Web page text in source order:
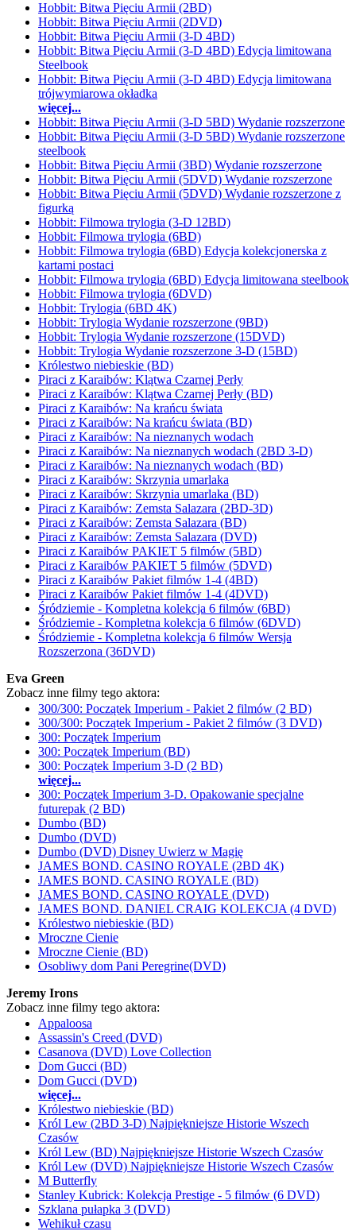
Hobbit: Bitwa Pięciu Armii (2BD)
Hobbit: Bitwa Pięciu Armii (2DVD)
Hobbit: Bitwa Pięciu Armii (3-D 4BD)
Hobbit: Bitwa Pięciu Armii (3-D 4BD) Edycja limitowana
Steelbook
Hobbit: Bitwa Pięciu Armii (3-D 4BD) Edycja limitowana
trójwymiarowa okładka
więcej...
Hobbit: Bitwa Pięciu Armii (3-D 5BD) Wydanie rozszerzone
Hobbit: Bitwa Pięciu Armii (3-D 5BD) Wydanie rozszerzone
steelbook
Hobbit: Bitwa Pięciu Armii (3BD) Wydanie rozszerzone
Hobbit: Bitwa Pięciu Armii (5DVD) Wydanie rozszerzone
Hobbit: Bitwa Pięciu Armii (5DVD) Wydanie rozszerzone z
figurką
Hobbit: Filmowa trylogia (3-D 12BD)
Hobbit: Filmowa trylogia (6BD)
Hobbit: Filmowa trylogia (6BD) Edycja kolekcjonerska z
kartami postaci
Hobbit: Filmowa trylogia (6BD) Edycja limitowana steelbook
Hobbit: Filmowa trylogia (6DVD)
Hobbit: Trylogia (6BD 4K)
Hobbit: Trylogia Wydanie rozszerzone (9BD)
Hobbit: Trylogia Wydanie rozszerzone (15DVD)
Hobbit: Trylogia Wydanie rozszerzone 3-D (15BD)
Królestwo niebieskie (BD)
Piraci z Karaibów: Klątwa Czarnej Perły
Piraci z Karaibów: Klątwa Czarnej Perły (BD)
Piraci z Karaibów: Na krańcu świata
Piraci z Karaibów: Na krańcu świata (BD)
Piraci z Karaibów: Na nieznanych wodach
Piraci z Karaibów: Na nieznanych wodach (2BD 3-D)
Piraci z Karaibów: Na nieznanych wodach (BD)
Piraci z Karaibów: Skrzynia umarlaka
Piraci z Karaibów: Skrzynia umarlaka (BD)
Piraci z Karaibów: Zemsta Salazara (2BD-3D)
Piraci z Karaibów: Zemsta Salazara (BD)
Piraci z Karaibów: Zemsta Salazara (DVD)
Piraci z Karaibów PAKIET 5 filmów (5BD)
Piraci z Karaibów PAKIET 5 filmów (5DVD)
Piraci z Karaibów Pakiet filmów 1-4 (4BD)
Piraci z Karaibów Pakiet filmów 1-4 (4DVD)
Śródziemie - Kompletna kolekcja 6 filmów (6BD)
Śródziemie - Kompletna kolekcja 6 filmów (6DVD)
Śródziemie - Kompletna kolekcja 6 filmów Wersja
Rozszerzona (36DVD)
Eva Green
Zobacz inne filmy tego aktora:
300/300: Początek Imperium - Pakiet 2 filmów (2 BD)
300/300: Początek Imperium - Pakiet 2 filmów (3 DVD)
300: Początek Imperium
300: Początek Imperium (BD)
300: Początek Imperium 3-D (2 BD)
więcej...
300: Początek Imperium 3-D. Opakowanie specjalne
futurepak (2 BD)
Dumbo (BD)
Dumbo (DVD)
Dumbo (DVD) Disney Uwierz w Magię
JAMES BOND. CASINO ROYALE (2BD 4K)
JAMES BOND. CASINO ROYALE (BD)
JAMES BOND. CASINO ROYALE (DVD)
JAMES BOND. DANIEL CRAIG KOLEKCJA (4 DVD)
Królestwo niebieskie (BD)
Mroczne Cienie
Mroczne Cienie (BD)
Osobliwy dom Pani Peregrine(DVD)
Jeremy Irons
Zobacz inne filmy tego aktora:
Appaloosa
Assassin's Creed (DVD)
Casanova (DVD) Love Collection
Dom Gucci (BD)
Dom Gucci (DVD)
więcej...
Królestwo niebieskie (BD)
Król Lew (2BD 3-D) Najpiękniejsze Historie Wszech
Czasów
Król Lew (BD) Najpiękniejsze Historie Wszech Czasów
Król Lew (DVD) Najpiękniejsze Historie Wszech Czasów
M Butterfly
Stanley Kubrick: Kolekcja Prestige - 5 filmów (6 DVD)
Szklana pułapka 3 (DVD)
Wehikuł czasu